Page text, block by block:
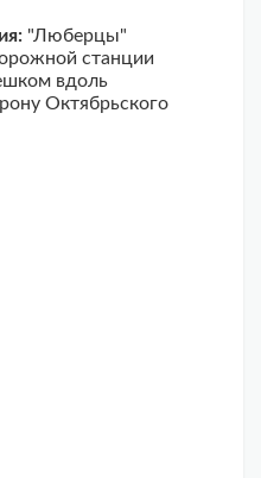
"Люберцы"
станции
вдоль
Октябрьского